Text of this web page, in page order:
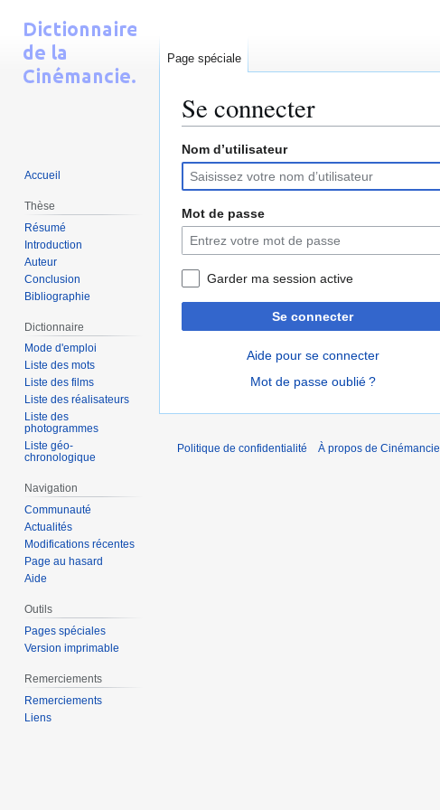
Se connecter
Aller
la
navigation
Aller
la
recherche
Nom d’utilisateur
Mot de passe
Garder ma session active
Se connecter
Aide pour se connecter
Mot de passe oublié ?
Page spéciale
Accueil
Thèse
Résumé
Introduction
Auteur
Conclusion
Bibliographie
Dictionnaire
Mode d'emploi
Liste des mots
Liste des films
Liste des réalisateurs
Liste des
photogrammes
Liste géo-
chronologique
Navigation
Communauté
Actualités
Modifications récentes
Page au hasard
Aide
Outils
Pages spéciales
Version imprimable
Remerciements
Remerciements
Liens
Politique de confidentialité À propos de Cinémancie